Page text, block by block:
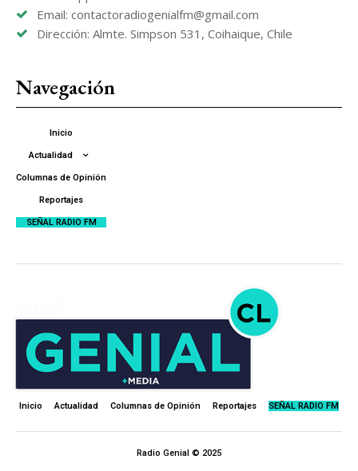
Email: contactoradiogenialfm@gmail.com
Dirección: Almte. Simpson 531, Coihaique, Chile
Navegación
Inicio
Actualidad
Columnas de Opinión
Reportajes
SEÑAL RADIO FM
Inicio Actualidad Columnas de Opinión Reportajes SEÑAL RADIO FM
Radio Genial © 2025